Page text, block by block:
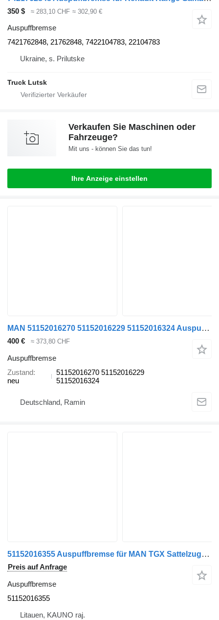
350 $ ≈ 283,10 CHF ≈ 302,90 €
Auspuffbremse
7421762848, 21762848, 7422104783, 22104783
Ukraine, s. Prilutske
Truck Lutsk
Verkaufen Sie Maschinen oder
Fahrzeuge?
Mit uns - können Sie das tun!
Ihre Anzeige einstellen
MAN 51152016270 51152016229 51152016324 Auspuffbremse für MAN TGS TGX Euro 6 Sattelzugmaschine
400 € ≈ 373,80 CHF
Auspuffbremse
Zustand
neu
51152016270 51152016229
51152016324
Deutschland, Ramin
51152016355 Auspuffbremse für MAN TGX Sattelzugmaschine
Preis auf Anfrage
Auspuffbremse
51152016355
Litauen, KAUNO raj.